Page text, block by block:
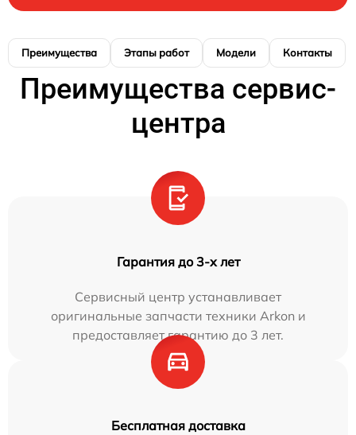
Преимущества Этапы работ Модели Контакты
Преимущества сервис-
центра
Гарантия до 3-х лет
Сервисный центр устанавливает
оригинальные запчасти техники Arkon и
предоставляет гарантию до 3 лет.
Бесплатная доставка